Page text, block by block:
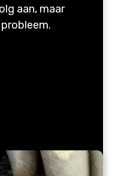
aan, maar